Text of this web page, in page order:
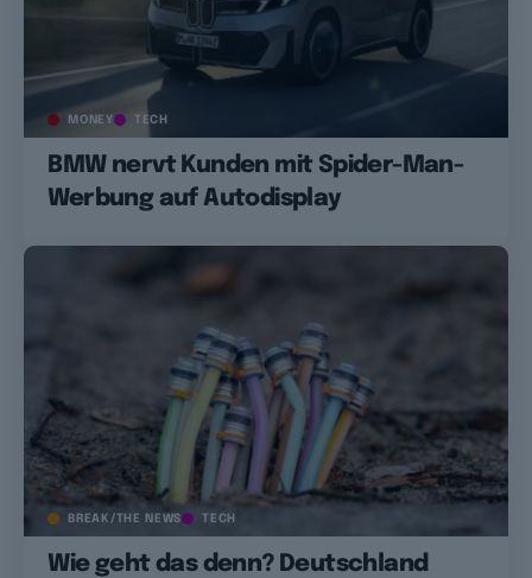
MONEY TECH
BMW nervt Kunden mit Spider-Man-
Werbung auf Autodisplay
BREAK/THE NEWS TECH
Wie geht das denn? Deutschland